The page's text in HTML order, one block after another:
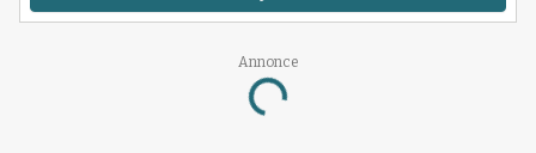
Annonce
Loading...